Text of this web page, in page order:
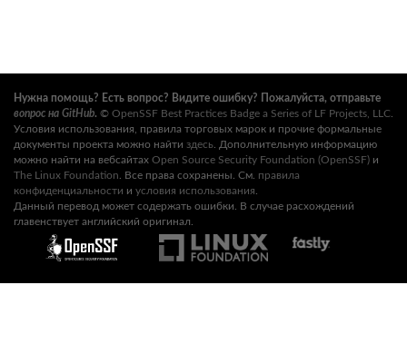
Нужна помощь? Есть вопрос? Видите ошибку? Пожалуйста, отправьте
вопрос на GitHub. © OpenSSF Best Practices Badge a Series of LF Projects, LLC
Условия использования, правила торговых марок и прочие формальные
документы проекта можно найти здесь . Дополнительную информацию
можно найти на вебсайтах Open Source Security Foundation (OpenSSF) и
The Linux Foundation . Все права сохранены. См. правила
конфиденциальности и условия использования
Данный перевод может содержать ошибки. В случае расхождений
главенствует английский оригинал.